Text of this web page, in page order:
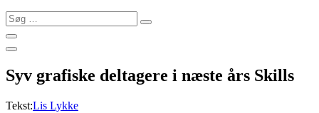
Søg
…
Syv grafiske deltagere i næste års Skills
Tekst:Lis Lykke